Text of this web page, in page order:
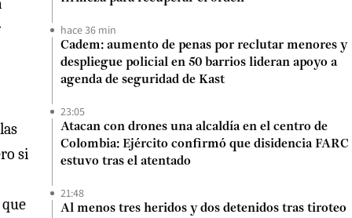
si
hace 36 min
Cadem: aumento de penas por reclutar menores y
despliegue policial en 50 barrios lideran apoyo a
agenda de seguridad de Kast
23:05
Atacan con drones una alcaldía en el centro de
Colombia: Ejército confirmó que disidencia FARC
estuvo tras el atentado
21:48
Al menos tres heridos y dos detenidos tras tiroteo